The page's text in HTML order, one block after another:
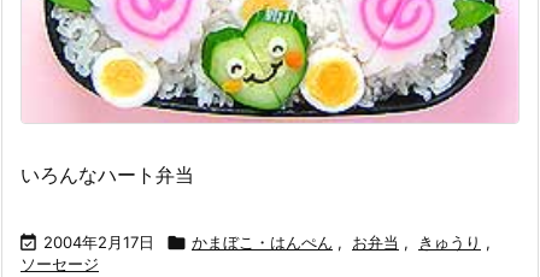
いろんなハート弁当
 2004年2月17日  かまぼこ・はんぺん , お弁当 , きゅうり ,
ソーセージ